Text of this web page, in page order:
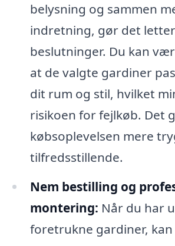
belysning og sammen
indretning, gør det
beslutninger. Du kan
at de valgte gardiner
dit rum og stil, hvilket
risikoen for fejlkøb. Det
købsoplevelsen mere
tilfredsstillende.
Nem bestilling og
montering: Når du har
foretrukne gardiner,